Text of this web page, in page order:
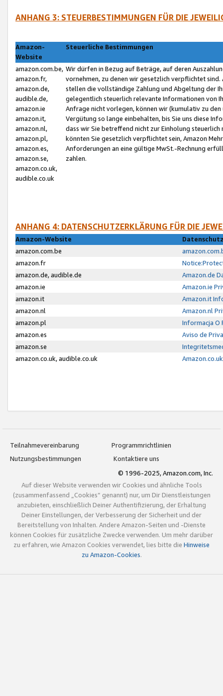
ANHANG 3: STEUERBESTIMMUNGEN FÜR DIE
Amazon-
Website
Steuerliche Bestimmungen
amazon.com.be,
amazon.fr,
amazon.de,
audible.de,
amazon.ie
amazon.it,
amazon.nl,
amazon.pl,
amazon.es,
amazon.se,
amazon.co.uk,
audible.co.uk
Wir dürfen in Bezug auf Beträge, auf deren
vornehmen, zu denen wir gesetzlich verpflichtet
stellen die vollständige Zahlung und Abgeltung der
gelegentlich steuerlich relevante Informationen von
Anfrage nicht vorlegen, können wir (kumulativ zu
Vergütung so lange einbehalten, bis Sie uns diese
dass wir Sie betreffend nicht zur Einholung
könnten Sie gesetzlich verpflichtet sein, Amazon
Anforderungen an eine gültige MwSt.-Rechnung
zahlen.
ANHANG 4: DATENSCHUTZERKLÄRUNG FÜR DIE
Amazon-Website
amazon.com.be
amazon.fr
amazon.de, audible.de
Amazon.de
amazon.ie
Amazon.ie
amazon.it
Amazon.it
amazon.nl
Amazon.nl
amazon.pl
Informacja O
amazon.es
Aviso de
amazon.se
amazon.co.uk, audible.co.uk
Teilnahmevereinbarung
Programmrichtlinien
Nutzungsbestimmungen
Kontaktiere uns
© 1996-2025, Amazon.com, Inc.
Auf dieser Website verwenden wir Cookies und ähnliche Tools
(zusammenfassend „Cookies“ genannt) nur, um Dir Dienstleistungen
anzubieten, einschließlich Deiner Authentifizierung, der Erhaltung
Deiner Einstellungen, der Verbesserung der Sicherheit und der
Bereitstellung von Inhalten. Andere Amazon-Seiten und -Dienste
können Cookies für zusätzliche Zwecke verwenden. Um mehr darüber
zu erfahren, wie Amazon Cookies verwendet, lies bitte die Hinweise
zu Amazon-Cookies.